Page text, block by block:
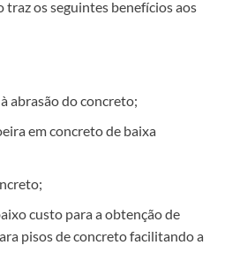
os seguintes benefícios aos
abrasão do concreto;
em concreto de baixa
custo para a obtenção de
pisos de concreto facilitando a